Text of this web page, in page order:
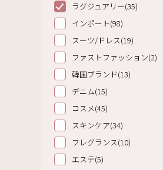
ラグジュアリー(35)
インポート(98)
スーツ/ドレス(19)
ファストファッション(2)
韓国ブランド(13)
デニム(15)
コスメ(45)
スキンケア(34)
フレグランス(10)
エステ(5)